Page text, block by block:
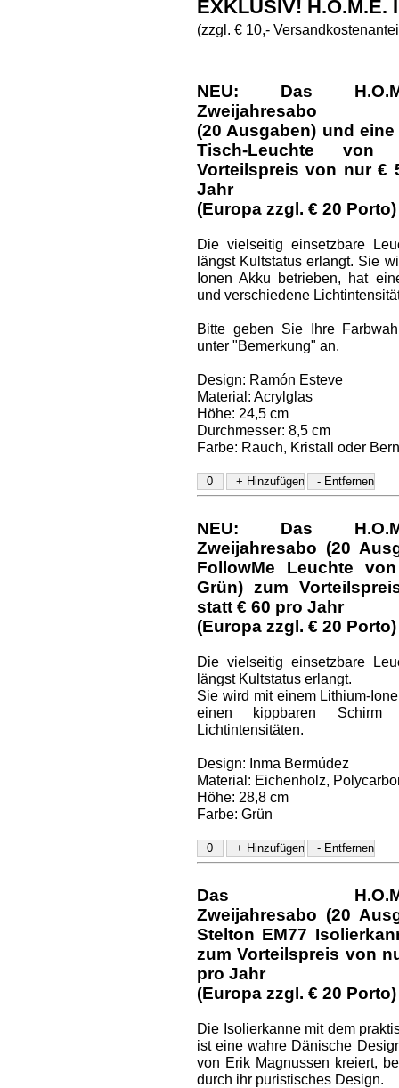
EXKLUSIV! H.O.M.E.
(zzgl. € 10,-
NEU: Das
Zweijahresabo
(20 Ausgaben) und
Tisch-Leuchte von
Vorteilspreis von nur €
Jahr
(Europa zzgl. € 20 Porto)
Die vielseitig einsetzbare
längst Kultstatus erlangt. Sie
Ionen Akku betrieben, hat
und verschiedene
Bitte geben Sie Ihre
unter "Bemerkung" an.
Design: Ramón Esteve
Material: Acrylglas
Höhe: 24,5 cm
Durchmesser: 8,5 cm
Farbe: Rauch, Kristall oder
NEU: Das
Zweijahresabo (20
FollowMe Leuchte
Grün) zum
statt € 60 pro Jahr
(Europa zzgl. € 20 Porto)
Die vielseitig einsetzbare
längst Kultstatus erlangt.
Sie wird mit einem Lithium-
einen kippbaren Schirm
Lichtintensitäten.
Design: Inma Bermúdez
Material: Eichenholz,
Höhe: 28,8 cm
Farbe: Grün
Das H.O.M.E.-
Zweijahresabo (20
Stelton EM77
zum Vorteilspreis von
pro Jahr
(Europa zzgl. € 20 Porto)
Die Isolierkanne mit dem
ist eine wahre Dänische
von Erik Magnussen kreiert,
durch ihr puristisches Design.